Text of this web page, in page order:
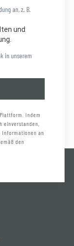
an, z. B.
und
in unserem
Indem
einverstanden,
Informationen an
den